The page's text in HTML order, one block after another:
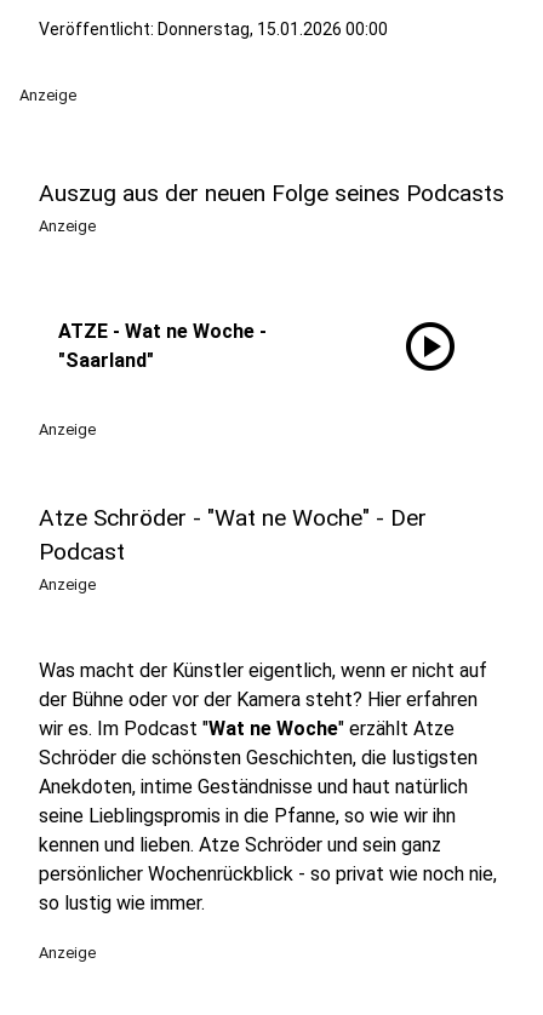
Veröffentlicht: Donnerstag, 15.01.2026 00:00
Anzeige
Auszug aus der neuen Folge seines Podcasts
Anzeige
ATZE - Wat ne Woche -
"Saarland"
play_circle
Anzeige
Atze Schröder - "Wat ne Woche" - Der
Podcast
Anzeige
Was macht der Künstler eigentlich, wenn er nicht auf
der Bühne oder vor der Kamera steht? Hier erfahren
wir es. Im Podcast "Wat ne Woche" erzählt Atze
Schröder die schönsten Geschichten, die lustigsten
Anekdoten, intime Geständnisse und haut natürlich
seine Lieblingspromis in die Pfanne, so wie wir ihn
kennen und lieben. Atze Schröder und sein ganz
persönlicher Wochenrückblick - so privat wie noch nie,
so lustig wie immer.
Anzeige